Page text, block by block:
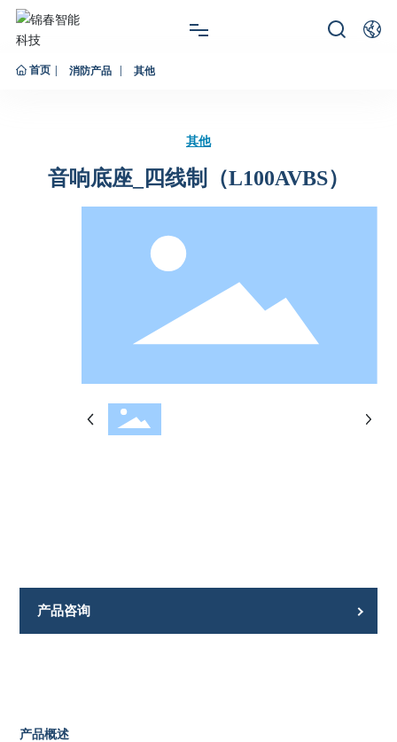
网站首页
新闻资讯
首页 消防产品 其他
其他
音响底座_四线制（L100AVBS）
产品咨询
产品概述